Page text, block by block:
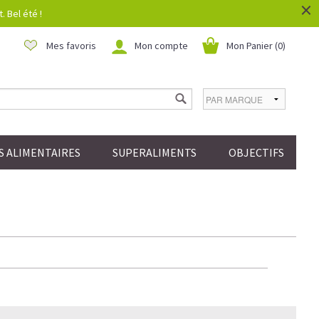
Bel été ! ×
Mon Panier (0)
Mon compte
Mes favoris
ALIMENTAIRES SUPERALIMENTS OBJECTIFS